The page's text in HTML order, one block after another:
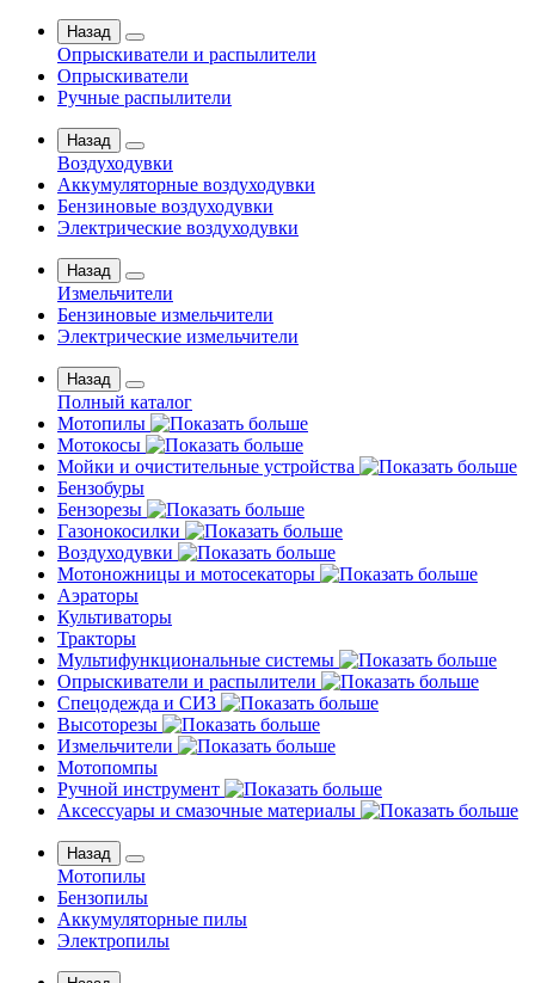
Назад
Опрыскиватели и распылители
Опрыскиватели
Ручные распылители
Назад
Воздуходувки
Аккумуляторные воздуходувки
Бензиновые воздуходувки
Электрические воздуходувки
Назад
Измельчители
Бензиновые измельчители
Электрические измельчители
Назад
Полный каталог
Мотопилы
Мотокосы
Мойки и очистительные устройства
Бензобуры
Бензорезы
Газонокосилки
Воздуходувки
Мотоножницы и мотосекаторы
Аэраторы
Культиваторы
Тракторы
Мультифункциональные системы
Опрыскиватели и распылители
Спецодежда и СИЗ
Высоторезы
Измельчители
Мотопомпы
Ручной инструмент
Аксессуары и смазочные материалы
Назад
Мотопилы
Бензопилы
Аккумуляторные пилы
Электропилы